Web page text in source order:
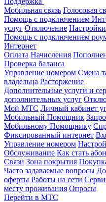
Мобильная связь Голосовая
Помощь с подключением
услуг Отключение Настройки
Помощь с подключением
Интернет
Оплата Начисления
Проверка баланса
Управление номером Смена
владельца Расторжение
Дополнительные услуги и
дополнительных услуг
Мой МТС Личный кабинет
Мобильный Помощник
Мобильному Помощнику
Фиксированный интернет
Управление номером
Обслуживание Как стать
Связи Зона покрытия
Часто задаваемые вопросы
оферты Работы на сети
месту проживания Опросы
Перейти в МТС